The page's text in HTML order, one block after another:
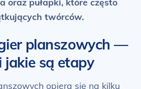
twórców.
planszowych —
jakie są etapy
opiera się na kilku